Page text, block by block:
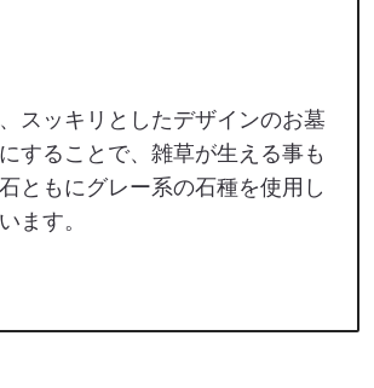
スッキリとしたデザインのお墓
することで、雑草が生える事も
ともにグレー系の石種を使用し
ます。